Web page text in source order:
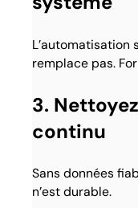
L’automatisation
remplace pas.
3.
continu
Sans données
n’est durable.